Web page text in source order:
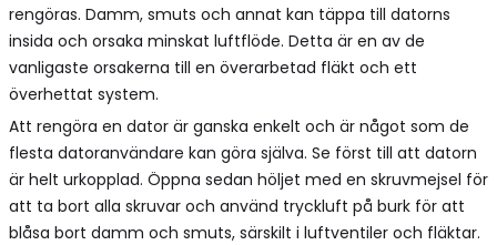
rengöras. Damm, smuts och annat kan täppa till datorns
insida och orsaka minskat luftflöde. Detta är en av de
vanligaste orsakerna till en överarbetad fläkt och ett
överhettat system.
Att rengöra en dator är ganska enkelt och är något som de
flesta datoranvändare kan göra själva. Se först till att datorn
är helt urkopplad. Öppna sedan höljet med en skruvmejsel för
att ta bort alla skruvar och använd tryckluft på burk för att
blåsa bort damm och smuts, särskilt i luftventiler och fläktar.